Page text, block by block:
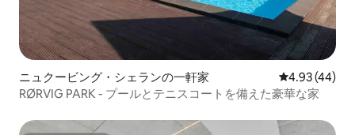
ニュクービング・シェランの一軒家 レビュー44
4.93 (44)
RØRVIG PARK - プールとテニスコートを備えた豪華な家